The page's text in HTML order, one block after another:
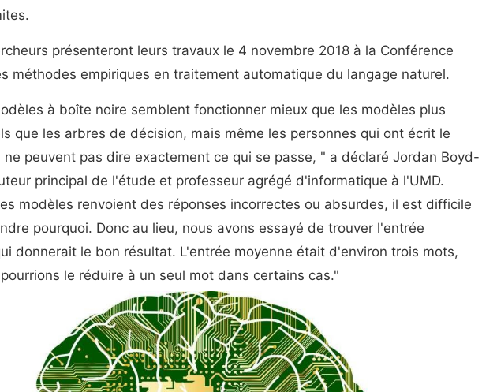
présenteront leurs travaux le 4 novembre 2018 à la Conférence
méthodes empiriques en traitement automatique du langage naturel.
à boîte noire semblent fonctionner mieux que les modèles plus
que les arbres de décision, mais même les personnes qui ont écrit le
ne peuvent pas dire exactement ce qui se passe, " a déclaré Jordan Boyd-
principal de l'étude et professeur agrégé d'informatique à l'UMD.
modèles renvoient des réponses incorrectes ou absurdes, il est difficile
pourquoi. Donc au lieu, nous avons essayé de trouver l'entrée
donnerait le bon résultat. L'entrée moyenne était d'environ trois mots,
le réduire à un seul mot dans certains cas."